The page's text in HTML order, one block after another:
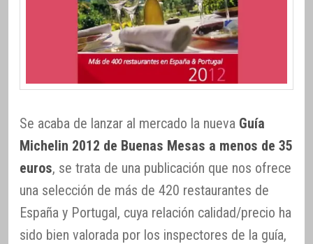
Se acaba de lanzar al mercado la nueva Guía
Michelin 2012 de Buenas Mesas a menos de 35
euros, se trata de una publicación que nos ofrece
una selección de más de 420 restaurantes de
España y Portugal, cuya relación calidad/precio ha
sido bien valorada por los inspectores de la guía,